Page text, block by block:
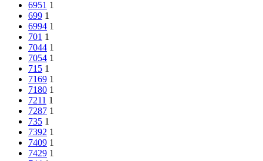
6951 1
699 1
6994 1
701 1
7044 1
7054 1
715 1
7169 1
7180 1
7211 1
7287 1
735 1
7392 1
7409 1
7429 1